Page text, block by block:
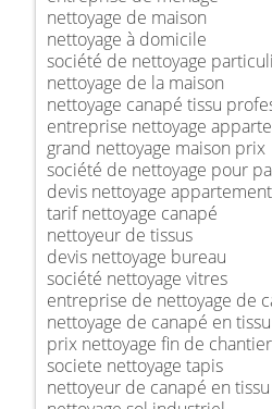
nettoyage de maison
nettoyage à domicile
société de nettoyage
nettoyage de la maison
nettoyage canapé tissu
entreprise nettoyage
grand nettoyage maison prix
société de nettoyage pour
devis nettoyage appartement
tarif nettoyage canapé
nettoyeur de tissus
devis nettoyage bureau
société nettoyage vitres
entreprise de nettoyage de
nettoyage de canapé en tissu
prix nettoyage fin de chantier
societe nettoyage tapis
nettoyeur de canapé en tissu